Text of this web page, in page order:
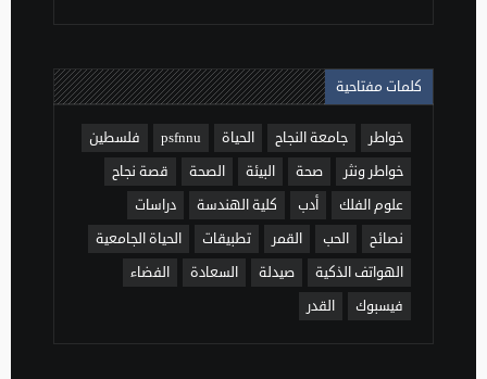
كلمات مفتاحية
خواطر جامعة النجاح الحياة psfnnu
فلسطين
خواطر ونثر
صحة البيئة الصحة
قصة نجاح
علوم الفلك
أدب كلية الهندسة
دراسات
نصائح
الحب القمر تطبيقات
الحياة الجامعية
الهواتف الذكية
صيدلة السعادة
الفضاء
فيسبوك
القدر